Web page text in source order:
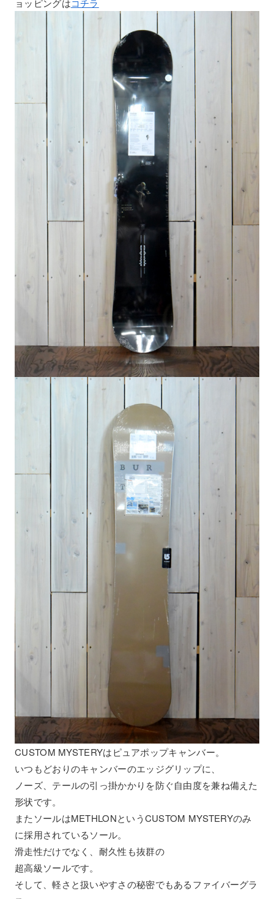
ョッピングはコチラ
CUSTOM MYSTERYはピュアポップキャンバー。
いつもどおりのキャンバーのエッジグリップに、
ノーズ、テールの引っ掛かかりを防ぐ自由度を兼ね備えた
形状です。
またソールはMETHLONというCUSTOM MYSTERYのみ
に採用されているソール。
滑走性だけでなく、耐久性も抜群の
超高級ソールです。
そして、軽さと扱いやすさの秘密でもあるファイバーグラ